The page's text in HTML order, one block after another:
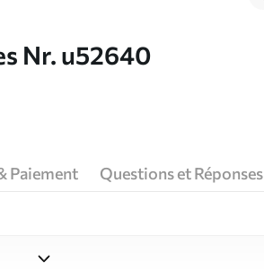
Nr. u52640
Paiement Questions et Réponses